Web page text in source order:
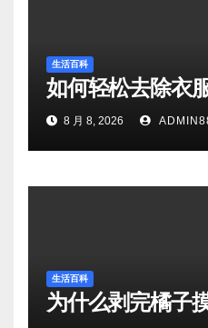
生活百科
如何轻松去除衣
8 月 8, 2026
生活百科
为什么剥完橘子